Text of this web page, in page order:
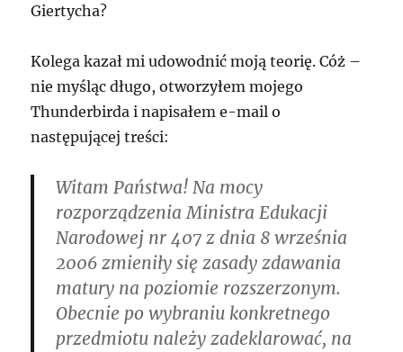
Giertycha?
Kolega kazał mi udowodnić moją teorię. Cóż –
nie myśląc długo, otworzyłem mojego
Thunderbirda i napisałem e-mail o
następującej treści:
Witam Państwa! Na mocy
rozporządzenia Ministra Edukacji
Narodowej nr 407 z dnia 8 września
2006 zmieniły się zasady zdawania
matury na poziomie rozszerzonym.
Obecnie po wybraniu konkretnego
przedmiotu należy zadeklarować, na